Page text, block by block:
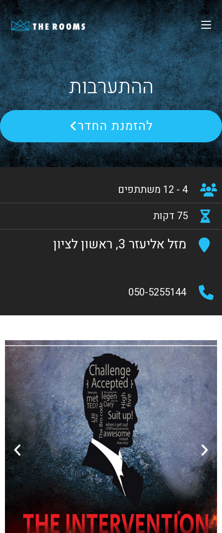
ההתערבות
להזמנת החדר
4 - 12 משתתפים
75 דקות
מזל אליעזר 3, ראשון לציון
050-5255144